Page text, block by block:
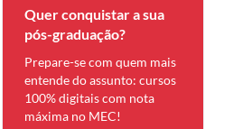
Quer conquistar a sua
pós-graduação?
Prepare-se com quem mais
entende do assunto: cursos
100% digitais com nota
máxima no MEC!